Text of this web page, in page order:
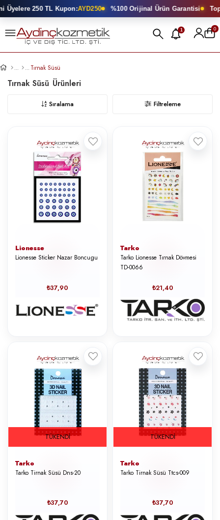
250 TL Kupon:AYD250 %100 Orijinal Ürün Garantisi
1 0
Tırnak Süsü
Tırnak Süsü
Filtreleme
Sıralama
Lionesse
Lionesse Sticker Nazar Boncugu
₺37,90
Tarko
Tarko Lionesse Tırnak Dövmesi
TD-0066
₺21,40
TÜKENDI
Tarko
Tarko Tirnak Süsü Dns-20
₺37,70
TÜKENDI
Tarko
Tarko Tirnak Süsü Ttcs-009
₺37,70